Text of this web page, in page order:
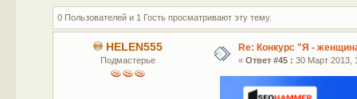
0 Пользователей и 1 Гость просматривают эту тему.
HELEN555
Подмастерье
Re: Конкурс "Я -
« Ответ #45 : 30 Март 2013,